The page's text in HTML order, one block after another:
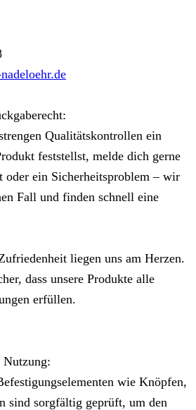
Qualitätskontrollen ein
feststellst, melde dich gerne
oder ein Sicherheitsproblem – wir
Fall und finden schnell eine
liegen uns am Herzen.
dass unsere Produkte alle
erfüllen.
Nutzung:
wie Knöpfen,
sind sorgfältig geprüft, um den